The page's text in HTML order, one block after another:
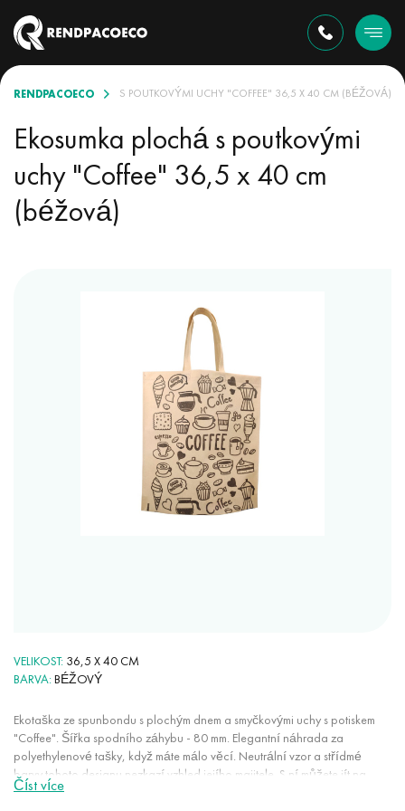
RENDPACOECO
EKOSUMKA PLOCHÁ S POUTKOVÝMI UCHY "COFFEE" 36,5 X 40 CM (BÉŽOVÁ)
Ekosumka plochá s poutkovými
uchy "Coffee" 36,5 x 40 cm
(béžová)
VELIKOST 36,5 X 40 CM
BARVA
BÉŽOVÝ
Ekotaška ze spunbondu s plochým dnem a smyčkovými uchy s potiskem
"Coffee". Šířka spodního záhybu - 80 mm. Elegantní náhrada za
polyethylenové tašky, když máte málo věcí. Neutrální vzor a střídmé
barvy tohoto designu nezkazí vzhled jejího majitele. S ní můžete jít na
procházku, do školy, do obchodu, na trénink, na pláž. Také je ideální
Číst více